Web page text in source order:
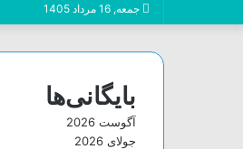
برای
جمعه, 16 مرداد 1405
بایگانی‌ها
آگوست 2026
جولای 2026